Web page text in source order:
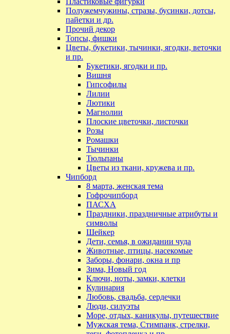
Полужемчужины, стразы, бусинки, дотсы,
пайетки и др.
Прочий декор
Топсы, фишки
Цветы, букетики, тычинки, ягодки, веточки
и пр.
Букетики, ягодки и пр.
Вишня
Гипсофилы
Лилии
Лютики
Магнолии
Плоские цветочки, листочки
Розы
Ромашки
Тычинки
Тюльпаны
Цветы из ткани, кружева и пр.
Чипборд
8 марта, женская тема
Гофрочипборд
ПАСХА
Праздники, праздничные атрибуты и
символы
Шейкер
Дети, семья, в ожидании чуда
Животные, птицы, насекомые
Заборы, фонари, окна и пр
Зима, Новый год
Ключи, ноты, замки, клетки
Кулинария
Любовь, свадьба, сердечки
Люди, силуэты
Море, отдых, каникулы, путешествие
Мужская тема, Стимпанк, стрелки,